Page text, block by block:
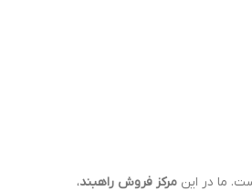
ما در این مرکز فروش راهبند،